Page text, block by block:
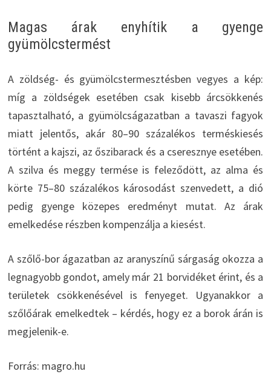
Magas árak enyhítik a gyenge
gyümölcstermést
A zöldség- és gyümölcstermesztésben vegyes a kép:
míg a zöldségek esetében csak kisebb árcsökkenés
tapasztalható, a gyümölcságazatban a tavaszi fagyok
miatt jelentős, akár 80–90 százalékos terméskiesés
történt a kajszi, az őszibarack és a cseresznye esetében.
A szilva és meggy termése is feleződött, az alma és
körte 75–80 százalékos károsodást szenvedett, a dió
pedig gyenge közepes eredményt mutat. Az árak
emelkedése részben kompenzálja a kiesést.
A szőlő-bor ágazatban az aranyszínű sárgaság okozza a
legnagyobb gondot, amely már 21 borvidéket érint, és a
területek csökkenésével is fenyeget. Ugyanakkor a
szőlőárak emelkedtek – kérdés, hogy ez a borok árán is
megjelenik-e.
Forrás: magro.hu